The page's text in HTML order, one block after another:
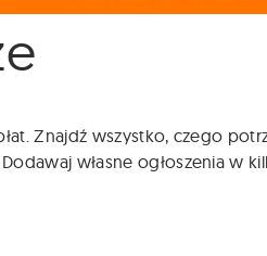
Znajdź wszystko, czego
własne ogłoszenia w